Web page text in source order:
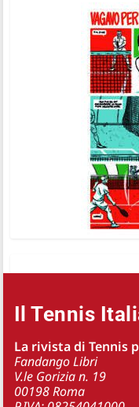
Il Tennis
La rivista di Tennis
Fandango Libri
V.le Gorizia n. 19
00198 Roma